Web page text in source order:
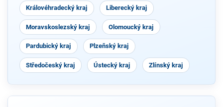
Královéhradecký kraj Liberecký kraj
Moravskoslezský kraj Olomoucký kraj
Pardubický kraj Plzeňský kraj
Středočeský kraj Ústecký kraj Zlínský kraj